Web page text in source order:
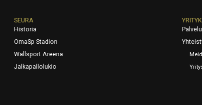
SEURA
Historia
OmaSp Stadion
Wallsport Areena
Jalkapallolukio